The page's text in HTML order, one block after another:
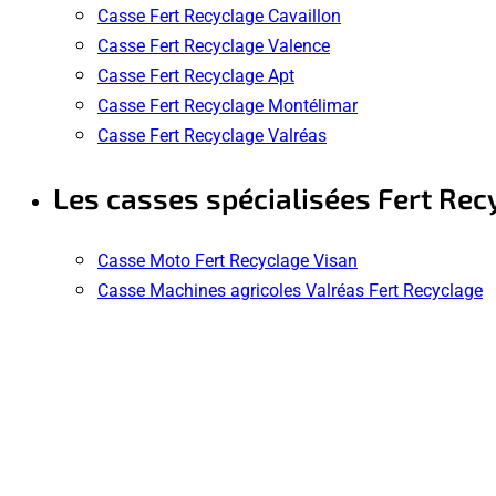
Casse Fert Recyclage Cavaillon
Casse Fert Recyclage Valence
Casse Fert Recyclage Apt
Casse Fert Recyclage Montélimar
Casse Fert Recyclage Valréas
Les casses spécialisées Fert
Casse Moto Fert Recyclage Visan
Casse Machines agricoles Valréas Fert Recyclage